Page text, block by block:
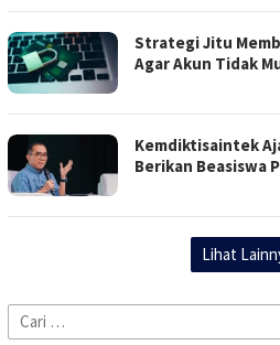
Strategi Jitu
Agar Akun Tidak
Kemdiktisaintek
Berikan Beasiswa
Lihat
Cari
untuk: